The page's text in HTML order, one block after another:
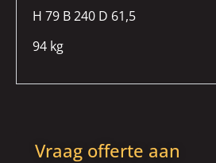
H 79 B 240 D 61,5
94 kg
Vraag offerte aan